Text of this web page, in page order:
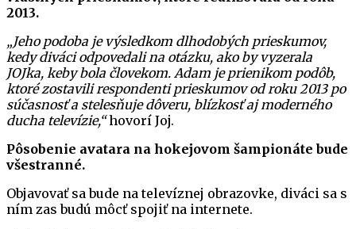
2013.
„Jeho podoba je výsledkom dlhodobých prieskumov,
kedy diváci odpovedali na otázku, ako by vyzerala
JOJka, keby bola človekom. Adam je prienikom podôb,
ktoré zostavili respondenti prieskumov od roku 2013 po
súčasnosť a stelesňuje dôveru, blízkosť aj moderného
ducha televízie,“hovorí Joj.
Pôsobenie avatara na hokejovom šampionáte bude
všestranné.
Objavovať sa bude na televíznej obrazovke, diváci sa s
ním zas budú môcť spojiť na internete.